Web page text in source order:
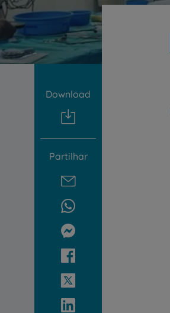
leitor
de
tela;
Pressione
Control-
Download
Partilhar